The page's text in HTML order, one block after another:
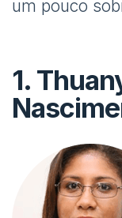
um pouco
1.